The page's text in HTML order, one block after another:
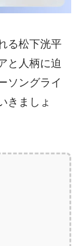
る松下洸平
と人柄に迫
ソングライ
きましょ